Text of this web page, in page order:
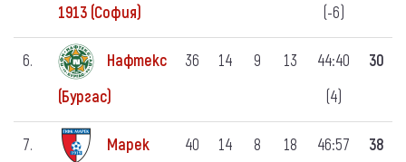
1913 (София)
(-6)
6.
Нафтекс
(Бургас)
36 14 9 13
44:40
(4)
30
7.
Марек
40 14 8 18
46:57
38